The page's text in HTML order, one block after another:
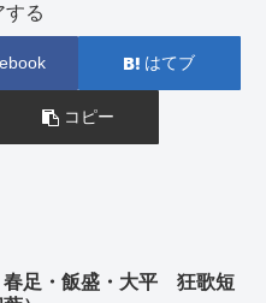
する
はてブ
コピー
春足・飯盛・大平 狂歌短